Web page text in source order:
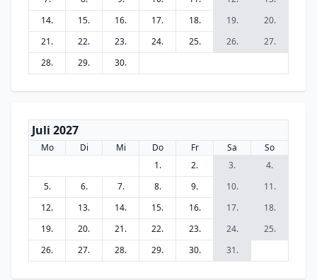
14.
15. 16. 17. 18. 19.
20.
21.
22. 23. 24. 25. 26.
27.
28.
29. 30.
Juli 2027
Mo Di Mi Do Fr Sa
So
1.
2. 3.
4.
5.
6. 7. 8. 9. 10.
11.
12.
13. 14. 15. 16. 17.
18.
19.
20. 21. 22. 23. 24.
25.
26.
27. 28. 29. 30. 31.